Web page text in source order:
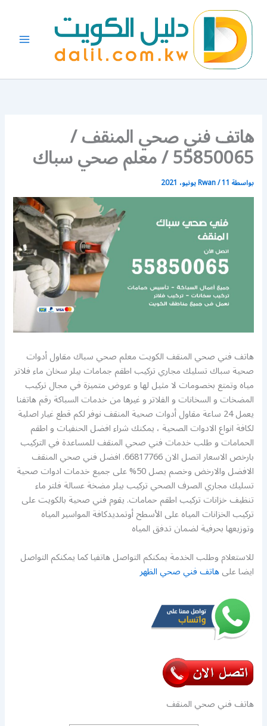
المحتوى
هاتف فني صحي المنقف /
55850065 / معلم صحي سباك
بواسطة Rwan/11 يونيو، 2021
هاتف فني صحي المنقف الكويت معلم صحي سباك مقاول أدوات
صحية سباك تسليك مجاري تركيب اطقم جمامات بيلر سخان ماء فلاتر
مياه وتمتع بخصومات لا مثيل لها و عروض متميزة في مجال تركيب
المضخات و السخانات و الفلاتر و غيرها من خدمات السباكة رقم هاتفنا
يعمل 24 ساعة مقاول أدوات صحية المنقف نوفر لكم قطع غيار اصلية
لكافة انواع الادوات الصحية ، يمكنك شراء افضل الحنفيات و اطقم
الحمامات و طلب خدمات فني صحي المنقف للمساعدة في التركيب
بارخص الاسعار اتصل الان 66817766. افضل فني صحي المنقف
الافضل والارخض وخصم يصل 50% على جميع خدمات ادوات صحية
تسليك مجاري الصرف الصحي تركيب بيلر مضخة عسالة فلتر ماء
تنظيف خزانات تركيب اطقم حمامات. يقوم فني صحية بالكويت على
تركيب الخزانات المياه على الأسطح أوتمديدكافة المواسير المياه
وتوزيعها بحرفية لضمان تدفق المياه
للاستعلام وطلب الخدمة يمكنكم التواصل هاتفيا كما يمكنكم التواصل
ايضا علىهاتف فني صحي الظهر
هاتف فني صحي المنقف